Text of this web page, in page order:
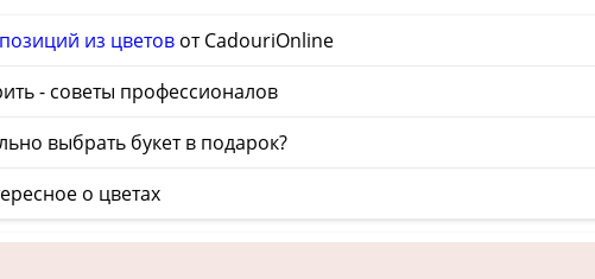
из цветов от CadouriOnline
- советы профессионалов
выбрать букет в подарок?
о цветах